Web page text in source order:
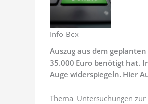
Info-Box
Auszug aus dem
35.000 Euro benötigt hat.
Auge widerspiegeln. Hier
Thema: Untersuchungen